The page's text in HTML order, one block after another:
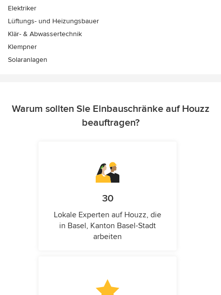
Elektriker
Lüftungs- und Heizungsbauer
Klär- & Abwassertechnik
Klempner
Solaranlagen
Warum sollten Sie Einbauschränke auf Houzz
beauftragen?
30
Lokale Experten auf Houzz, die
in Basel, Kanton Basel-Stadt
arbeiten